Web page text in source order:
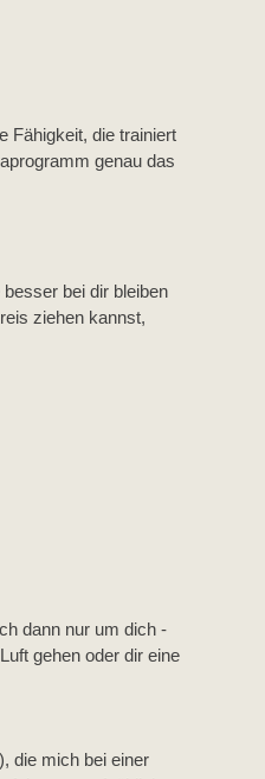
Fähigkeit, die trainiert
genau das
bei dir bleiben
ziehen kannst,
dann nur um dich -
gehen oder dir eine
die mich bei einer